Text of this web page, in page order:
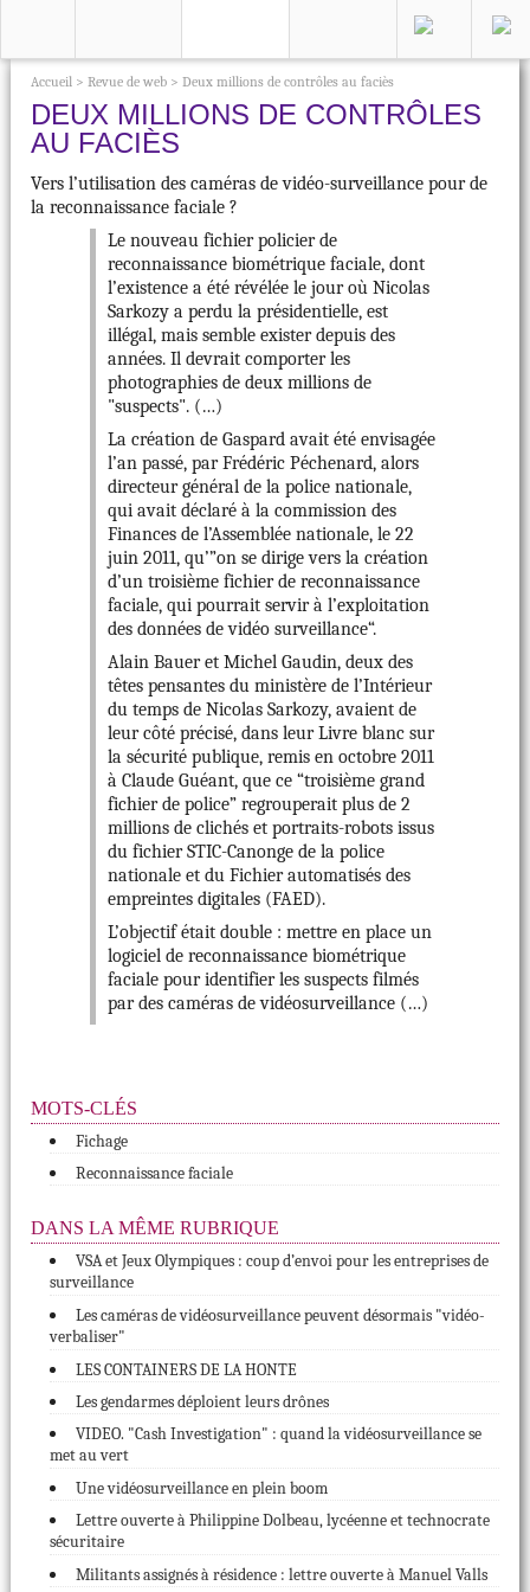
Accueil >Revue de web >Deux millions de contrôles au faciès
DEUX MILLIONS DE CONTRÔLES
AU FACIÈS
Vers l’utilisation des caméras de vidéo-surveillance pour de
la reconnaissance faciale ?
Le nouveau fichier policier de
reconnaissance biométrique faciale, dont
l’existence a été révélée le jour où Nicolas
Sarkozy a perdu la présidentielle, est
illégal, mais semble exister depuis des
années. Il devrait comporter les
photographies de deux millions de
"suspects". (…)
La création de Gaspard avait été envisagée
l’an passé, par Frédéric Péchenard, alors
directeur général de la police nationale,
qui avait déclaré à la commission des
Finances de l’Assemblée nationale, le 22
juin 2011, qu’”on se dirige vers la création
d’un troisième fichier de reconnaissance
faciale, qui pourrait servir à l’exploitation
des données de vidéo surveillance“.
Alain Bauer et Michel Gaudin, deux des
têtes pensantes du ministère de l’Intérieur
du temps de Nicolas Sarkozy, avaient de
leur côté précisé, dans leur Livre blanc sur
la sécurité publique, remis en octobre 2011
à Claude Guéant, que ce “troisième grand
fichier de police” regrouperait plus de 2
millions de clichés et portraits-robots issus
du fichier STIC-Canonge de la police
nationale et du Fichier automatisés des
empreintes digitales (FAED).
L’objectif était double : mettre en place un
logiciel de reconnaissance biométrique
faciale pour identifier les suspects filmés
par des caméras de vidéosurveillance (…)
MOTS-CLÉS
Fichage
Reconnaissance faciale
DANS LA MÊME RUBRIQUE
VSA et Jeux Olympiques : coup d’envoi pour les entreprises de
surveillance
Les caméras de vidéosurveillance peuvent désormais "vidéo-
verbaliser"
LES CONTAINERS DE LA HONTE
Les gendarmes déploient leurs drônes
VIDEO. "Cash Investigation" : quand la vidéosurveillance se
met au vert
Une vidéosurveillance en plein boom
Lettre ouverte à Philippine Dolbeau, lycéenne et technocrate
sécuritaire
Militants assignés à résidence : lettre ouverte à Manuel Valls